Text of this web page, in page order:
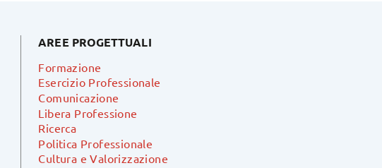
AREE PROGETTUALI
Formazione
Esercizio Professionale
Comunicazione
Libera Professione
Ricerca
Politica Professionale
Cultura e Valorizzazione